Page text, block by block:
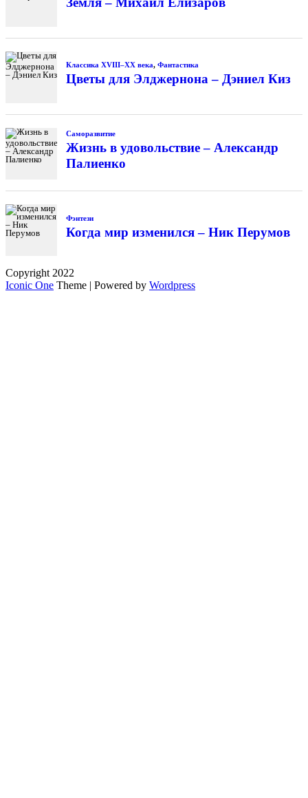
Классика XVIII–XX века, Фантастика
Цветы для Элджернона – Дэниел Киз
Саморазвитие
Жизнь в удовольствие – Александр
Палиенко
Фэнтези
Когда мир изменился – Ник Перумов
Copyright 2022
Iconic One Theme | Powered by Wordpress